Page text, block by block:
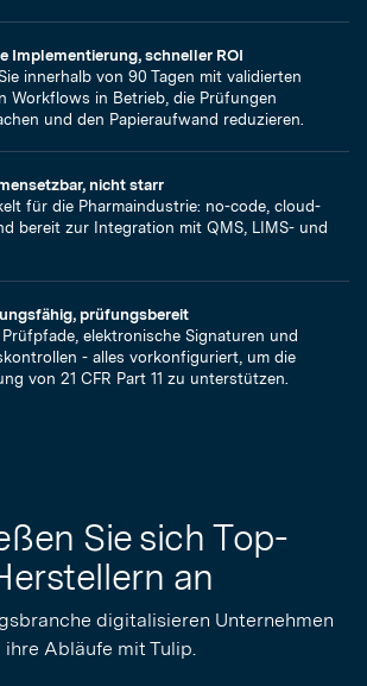
Implementierung, schneller ROI
innerhalb von 90 Tagen mit validierten
Workflows in Betrieb, die Prüfungen
und den Papieraufwand reduzieren.
nicht starr
für die Pharmaindustrie: no-code, cloud-
bereit zur Integration mit QMS, LIMS- und
prüfungsbereit
elektronische Signaturen und
- alles vorkonfiguriert, um die
von 21 CFR Part 11 zu unterstützen.
Sie sich Top-
an
digitalisieren Unternehmen
ihre Abläufe mit Tulip.